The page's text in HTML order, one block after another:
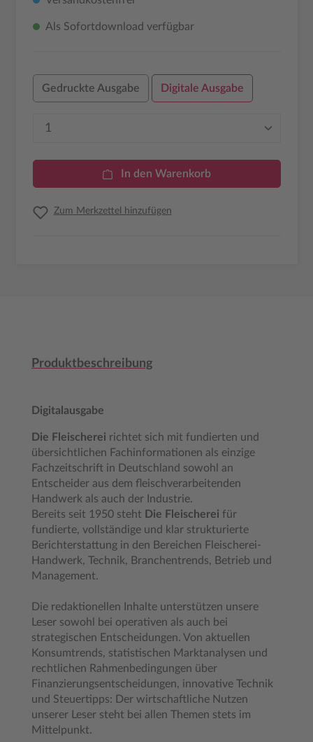
Als Sofortdownload verfügbar
Gedruckte Ausgabe Digitale Ausgabe
Produkt Anzahl: Gib den gewünschten
In den Warenkorb
Zum Merkzettel hinzufügen
Produktbeschreibung
Digitalausgabe
Die Fleischerei richtet sich mit fundierten und
übersichtlichen Fachinformationen als einzige
Fachzeitschrift in Deutschland sowohl an
Entscheider aus dem fleischverarbeitenden
Handwerk als auch der Industrie.
Bereits seit 1950 steht Die Fleischerei für
fundierte, vollständige und klar strukturierte
Berichterstattung in den Bereichen Fleischerei-
Handwerk, Technik, Branchentrends, Betrieb und
Management.
Die redaktionellen Inhalte unterstützen unsere
Leser sowohl bei operativen als auch bei
strategischen Entscheidungen. Von aktuellen
Konsumtrends, statistischen Marktanalysen und
rechtlichen Rahmenbedingungen über
Finanzierungsentscheidungen, innovative Technik
und Steuertipps: Der wirtschaftliche Nutzen
unserer Leser steht bei allen Themen stets im
Mittelpunkt.